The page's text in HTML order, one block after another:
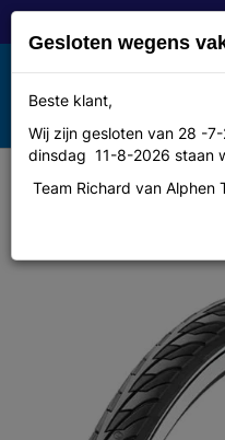
Toggle
navigation
MENU
Continental
Gesloten wegens
Beste klant,
Wij zijn gesloten van 28 -
dinsdag 11-8-2026 staan
Team Richard van Alphen